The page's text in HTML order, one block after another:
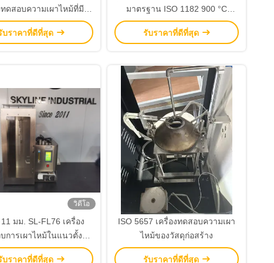
ทดสอบความเผาไหม้ที่มี
~ 70kW/m2 ความรังสี
50W สําหรับการทดสอบ
บราคาที่ดีที่สุด
มาตรฐาน ISO 1182 900 °C
อุณหภูมิสูงสุด
รับราคาที่ดีที่สุด
วิดีโอ
มม. SL-FL76 เครื่อง
การเผาไหม้ในแนวตั้ง
1616) สำหรับ
บราคาที่ดีที่สุด
ISO 5657 เครื่องทดสอบความเผา
ไหม้ของวัสดุก่อสร้าง
รับราคาที่ดีที่สุด